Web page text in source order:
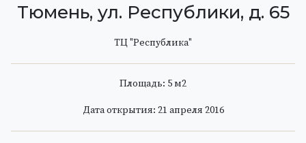
Тюмень, ул. Республики, д. 65
ТЦ "Республика"
Площадь: 5 м2
Дата открытия: 21 апреля 2016